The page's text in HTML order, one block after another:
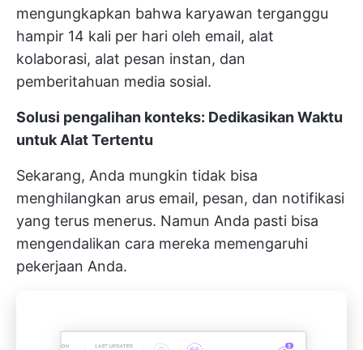
mengungkapkan bahwa karyawan terganggu
hampir 14 kali per hari oleh email, alat
kolaborasi, alat pesan instan, dan
pemberitahuan media sosial.
Solusi pengalihan konteks: Dedikasikan Waktu
untuk Alat Tertentu
Sekarang, Anda mungkin tidak bisa
menghilangkan arus email, pesan, dan notifikasi
yang terus menerus. Namun Anda pasti bisa
mengendalikan cara mereka memengaruhi
pekerjaan Anda.